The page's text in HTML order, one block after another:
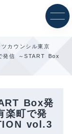
ツカウンシル東京
発信 ～START Box
Box発
楽町で発
vol.3